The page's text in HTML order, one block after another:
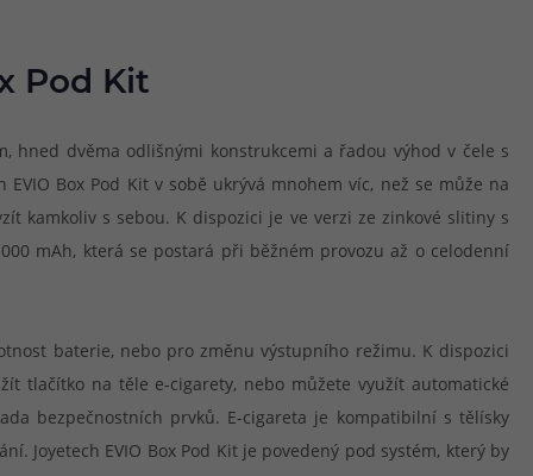
Pod Kit
hned dvěma odlišnými konstrukcemi a řadou výhod v čele s
Box Pod Kit v sobě ukrývá mnohem víc, než se může na
kamkoliv s sebou. K dispozici je ve verzi ze zinkové slitiny s
mAh, která se postará při běžném provozu až o celodenní
baterie, nebo pro změnu výstupního režimu. K dispozici
tlačítko na těle e-cigarety, nebo můžete využít automatické
bezpečnostních prvků. E-cigareta je kompatibilní s tělísky
Joyetech EVIO Box Pod Kit je povedený pod systém, který by